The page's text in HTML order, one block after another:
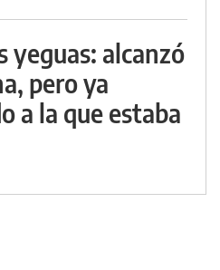
yeguas: alcanzó
pero ya
a la que estaba